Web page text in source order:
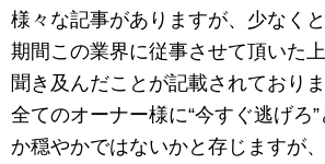
様々な記事がありますが、少なく
期間この業界に従事させて頂いた上
聞き及んだことが記載されておりま
全てのオーナー様に“今すぐ逃げろ
か穏やかではないかと存じますが、